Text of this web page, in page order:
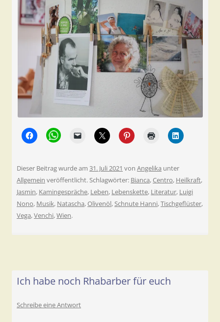
Dieser Beitrag wurde am 31. Juli 2021 von Angelika unter
Allgemein veröffentlicht. Schlagwörter: Bianca,Centro, Heilkraft,
Jasmin, Kamingespräche, Leben, Lebenskette, Literatur, Luigi
Nono, Musik, Natascha,Olivenöl,Schnute Hanni,Tischgeflüster,
Vega,Venchi,Wien.
Ich habe noch Rhabarber für euch
Schreibe eine Antwort